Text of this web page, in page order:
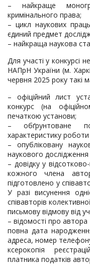
– найкраще
кримінального права;
– цикл наукових
єдиний предмет
– найкраща наукова
Для участі у конкурсі
НАПрН України (м.
червня 2025 року такі
– офіційний лист
конкурс (на
печаткою установи;
– обґрунтоване
характеристику
– опубліковану
наукового дослідження
– довідку у
кожного члена
підготовлено у
У разі висунення
співавторів
письмову відмову від
– відомості про автора
повна дата
адреса, номер
ксерокопія
платника податків